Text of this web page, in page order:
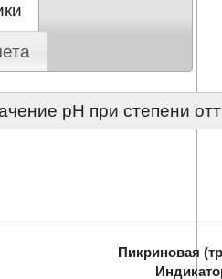
pH при степени
Пикриновая